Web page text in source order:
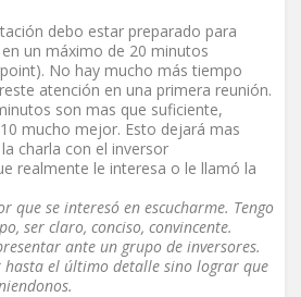
debo estar preparado para
un máximo de 20 minutos
No hay mucho más tiempo
atención en una primera reunión.
son mas que suficiente,
mucho mejor. Esto dejará mas
charla con el inversor
realmente le interesa o le llamó la
que se interesó en escucharme. Tengo
ser claro, conciso, convincente.
ante un grupo de inversores.
hasta el último detalle sino lograr que